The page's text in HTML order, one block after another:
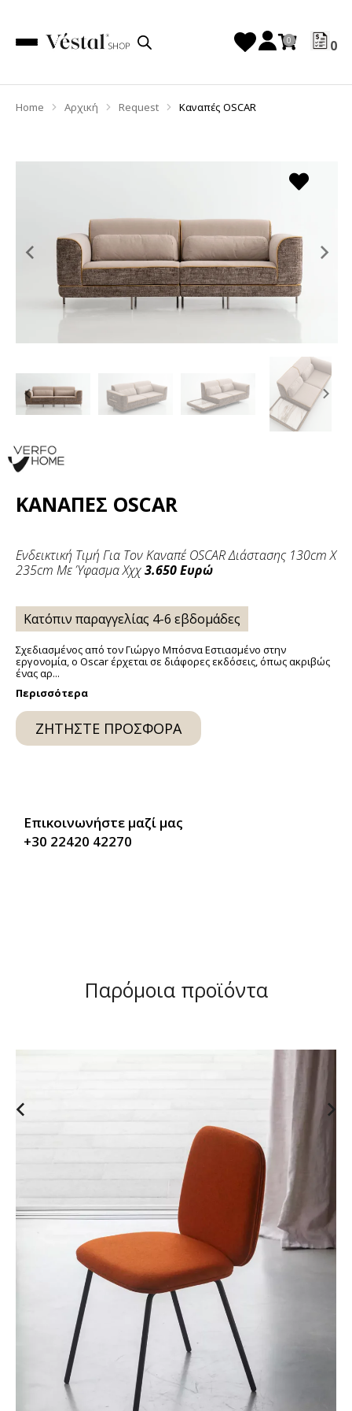
0
You are here:
Home Αρχική Request Καναπές OSCAR
Previous
slide
Previous
slide
ΚΑΝΑΠΈΣ OSCAR
Ενδεικτική Τιμή Για Τον Καναπέ OSCAR Διάστασης 130cm Χ
235cm Με Ύφασμα Χχχ3.650 Ευρώ
Κατόπιν παραγγελίας 4-6 εβδομάδες
Σχεδιασμένος από τον Γιώργο Μπόσνα Εστιασμένο στην
εργονομία, ο Oscar έρχεται σε διάφορες εκδόσεις, όπως ακριβώς
ένας αρ...
Περισσότερα
ΖΗΤΉΣΤΕ ΠΡΟΣΦΟΡΆ
Επικοινωνήστε μαζί μας
+30 22420 42270
Παρόμοια προϊόντα